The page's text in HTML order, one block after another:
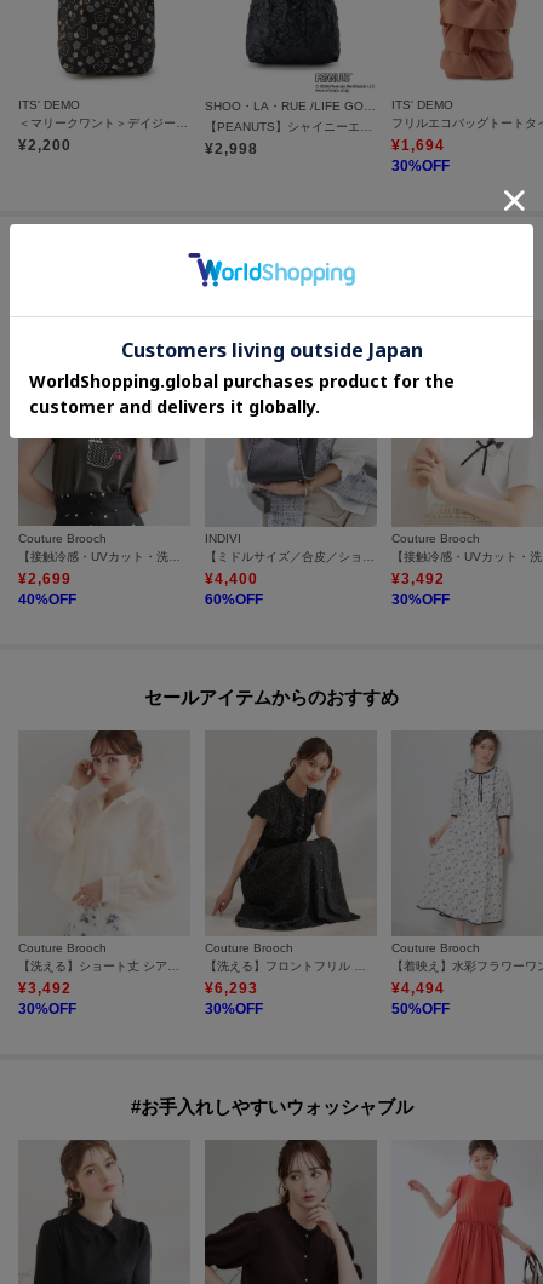
ITS' DEMO
＜マリークワント＞デイジーエコバッグ
¥2,200
SHOO・LA・RUE /LIFE GOODS
【PEANUTS】シャイニーエコバッグ
¥2,998
ITS' DEMO
フリルエコバッグトートタ
¥1,694
30%OFF
この商品を見た人はコチラの商品も
チェックしています
Couture Brooch
¥2,699
40%OFF
INDIVI
¥4,400
60%OFF
Couture Brooch
¥3,492
30%OFF
セールアイテムからのおすすめ
Couture Brooch
【洗える】ショート丈 シアーシャツ
¥3,492
30%OFF
Couture Brooch
【洗える】フロントフリル ドット柄ワンピース
¥6,293
30%OFF
Couture Brooch
¥4,494
50%OFF
#お手入れしやすいウォッシャブル